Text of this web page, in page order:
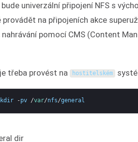
univerzální připojení NFS s
na připojeních akce
nahrávání pomocí CMS (Content
třeba provést na hostitelském
-pv /var/nfs/general